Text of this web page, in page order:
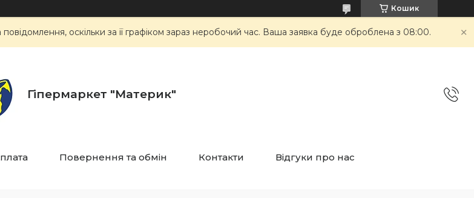
Кошик
оскільки за її графіком зараз неробочий час. Ваша заявка буде оброблена з 08:00.
Гіпермаркет "Материк"
Повернення та обмін Контакти Відгуки про нас